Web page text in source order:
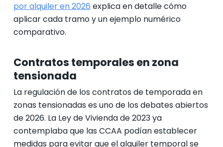
por alquiler en 2026 explica en detalle cómo
aplicar cada tramo y un ejemplo numérico
comparativo.
Contratos temporales en zona
tensionada
La regulación de los contratos de temporada en
zonas tensionadas es uno de los debates abiertos
de 2026. La Ley de Vivienda de 2023 ya
contemplaba que las CCAA podían establecer
medidas para evitar que el alquiler temporal se